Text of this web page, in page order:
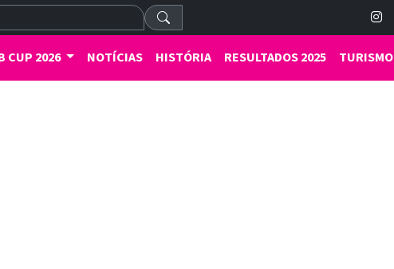
CUP 2026 NOTÍCIAS HISTÓRIA RESULTADOS 2025 TURISMO